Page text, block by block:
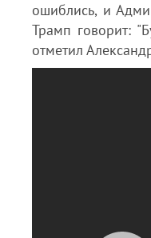
ошиблись, и
Трамп говорит:
отметил